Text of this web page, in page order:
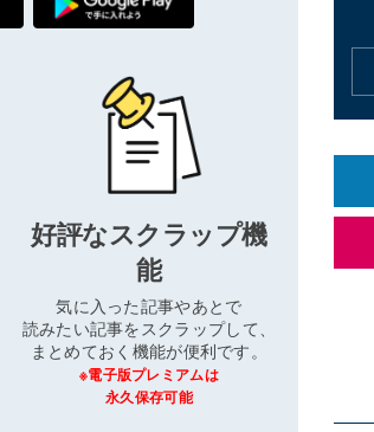
好評なスクラップ機
能
気に入った記事やあとで
読みたい記事をスクラップして、
まとめておく機能が便利です。
※電子版プレミアムは
永久保存可能